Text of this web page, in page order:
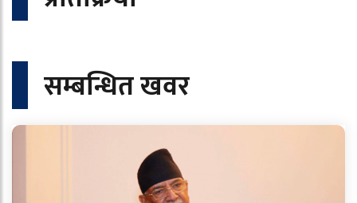
सम्बन्धित खवर